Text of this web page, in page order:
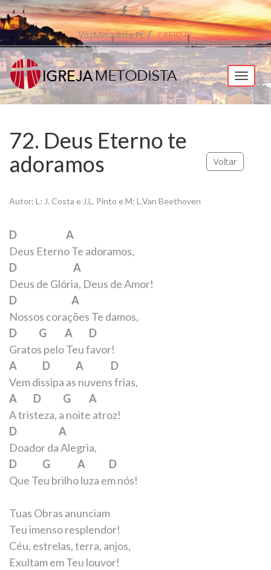
VozMetodista.pt CREIO.pt
Menu
72. Deus Eterno te
adoramos
Voltar
Autor: L: J. Costa e J.L. Pinto e M: L.Van Beethoven
D A
Deus Eterno Te adoramos,
D A
Deus de Glória, Deus de Amor!
D A
Nossos corações Te damos,
D G A D
Gratos pelo Teu favor!
A D A D
Vem dissipa as nuvens frias,
A D G A
A tristeza, a noite atroz!
D A
Doador da Alegria,
D G A D
Que Teu brilho luza em nós!
Tuas Obras anunciam
Teu imenso resplendor!
Céu, estrelas, terra, anjos,
Exultam em Teu louvor!